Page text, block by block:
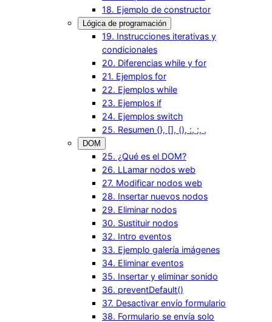
18. Ejemplo de constructor
Lógica de programación
19. Instrucciones iterativas y
condicionales
20. Diferencias while y for
21. Ejemplos for
22. Ejemplos while
23. Ejemplos if
24. Ejemplos switch
25. Resumen {}, [], (), :, ;, ,
DOM
25. ¿Qué es el DOM?
26. LLamar nodos web
27. Modificar nodos web
28. Insertar nuevos nodos
29. Eliminar nodos
30. Sustituir nodos
32. Intro eventos
33. Ejemplo galería imágenes
34. Eliminar eventos
35. Insertar y eliminar sonido
36. preventDefault()
37. Desactivar envío formulario
38. Formulario se envía solo